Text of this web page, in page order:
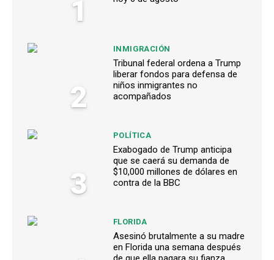
1
2
INMIGRACIÓN
Tribunal federal ordena a Trump
liberar fondos para defensa de
niños inmigrantes no
acompañados
3
POLÍTICA
Exabogado de Trump anticipa
que se caerá su demanda de
$10,000 millones de dólares en
contra de la BBC
FLORIDA
Asesinó brutalmente a su madre
en Florida una semana después